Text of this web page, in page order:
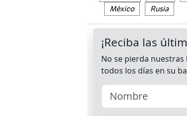
México
Rusia